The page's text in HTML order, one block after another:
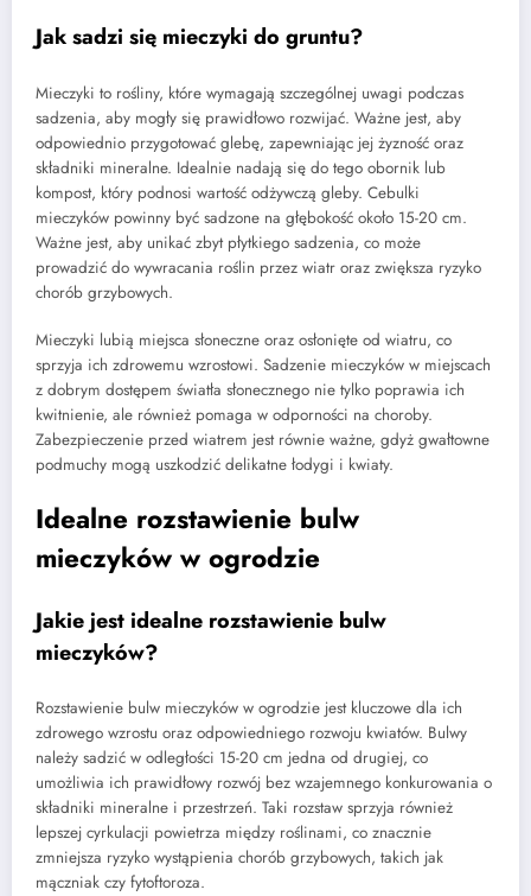
Jak sadzi się mieczyki do gruntu?
Mieczyki to rośliny, które wymagają szczególnej uwagi podczas
sadzenia, aby mogły się prawidłowo rozwijać. Ważne jest, aby
odpowiednio przygotować glebę, zapewniając jej żyzność oraz
składniki mineralne. Idealnie nadają się do tego obornik lub
kompost, który podnosi wartość odżywczą gleby. Cebulki
mieczyków powinny być sadzone na głębokość około 15-20 cm.
Ważne jest, aby unikać zbyt płytkiego sadzenia, co może
prowadzić do wywracania roślin przez wiatr oraz zwiększa ryzyko
chorób grzybowych.
Mieczyki lubią miejsca słoneczne oraz osłonięte od wiatru, co
sprzyja ich zdrowemu wzrostowi. Sadzenie mieczyków w miejscach
z dobrym dostępem światła słonecznego nie tylko poprawia ich
kwitnienie, ale również pomaga w odporności na choroby.
Zabezpieczenie przed wiatrem jest równie ważne, gdyż gwałtowne
podmuchy mogą uszkodzić delikatne łodygi i kwiaty.
Idealne rozstawienie bulw
mieczyków w ogrodzie
Jakie jest idealne rozstawienie bulw
mieczyków?
Rozstawienie bulw mieczyków w ogrodzie jest kluczowe dla ich
zdrowego wzrostu oraz odpowiedniego rozwoju kwiatów. Bulwy
należy sadzić w odległości 15-20 cm jedna od drugiej, co
umożliwia ich prawidłowy rozwój bez wzajemnego konkurowania o
składniki mineralne i przestrzeń. Taki rozstaw sprzyja również
lepszej cyrkulacji powietrza między roślinami, co znacznie
zmniejsza ryzyko wystąpienia chorób grzybowych, takich jak
mączniak czy fytoftoroza.